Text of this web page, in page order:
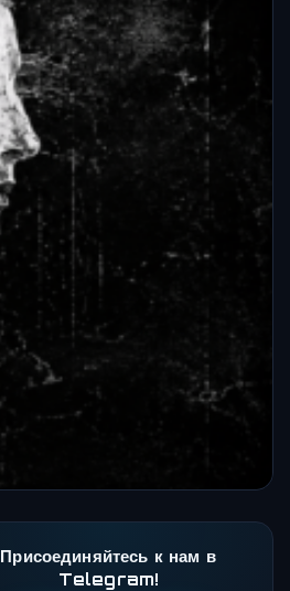
Присоединяйтесь к нам в
Telegram!